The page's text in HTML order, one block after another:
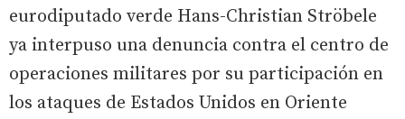
eurodiputado verde Hans-Christian Ströbele
ya interpuso una denuncia contra el centro de
operaciones militares por su participación en
los ataques de Estados Unidos en Oriente